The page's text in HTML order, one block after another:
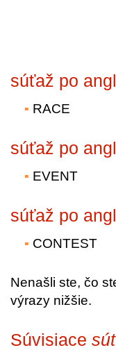
súťaž po
RACE
súťaž po
EVENT
súťaž po
CONTEST
Nenašli ste, čo
výrazy nižšie.
Súvisiace